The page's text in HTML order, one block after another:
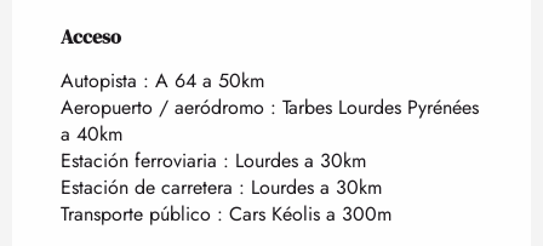
Acceso
Acceso
Autopista : A 64 a 50km
Aeropuerto / aeródromo : Tarbes Lourdes Pyrénées
a 40km
Estación ferroviaria : Lourdes a 30km
Estación de carretera : Lourdes a 30km
Transporte público : Cars Kéolis a 300m